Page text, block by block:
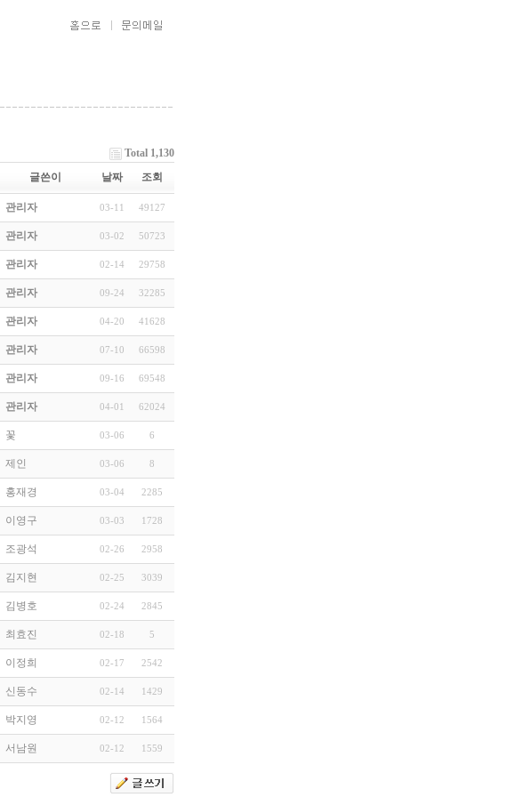
Total 1,130
글쓴이 날짜 조회
관리자 03-11 49127
관리자 03-02 50723
관리자 02-14 29758
관리자 09-24 32285
관리자 04-20 41628
관리자 07-10 66598
관리자 09-16 69548
관리자 04-01 62024
꽃 03-06 6
제인 03-06 8
홍재경 03-04 2285
이영구 03-03 1728
조광석 02-26 2958
김지현 02-25 3039
김병호 02-24 2845
최효진 02-18 5
이정희 02-17 2542
신동수 02-14 1429
박지영 02-12 1564
서남원 02-12 1559